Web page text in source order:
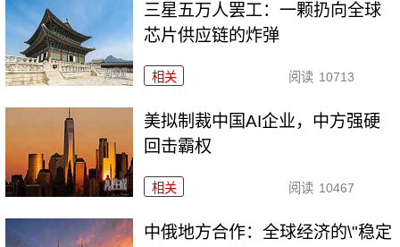
三星五万人罢工：一颗扔向全球
芯片供应链的炸弹
相关 阅读 10713
美拟制裁中国AI企业，中方强硬
回击霸权
相关 阅读 10467
中俄地方合作：全球经济的\"稳定